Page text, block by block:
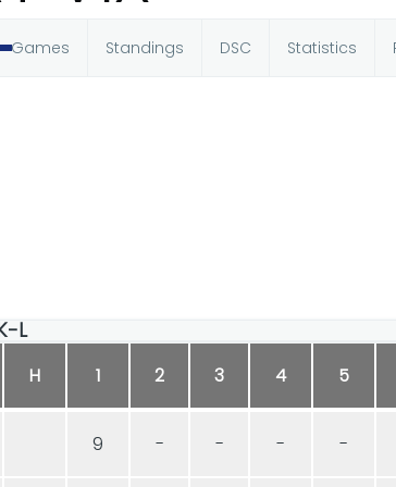
Games Standings DSC Statistics
L
H 1 2 3 4 5
9 - - - -